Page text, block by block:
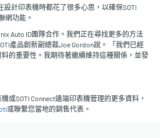
設計印表機時都花了很多心思，以確保SOTI
網功能。
Auto ID團隊合作。我們正在尋找更多的方法
產品創新副總裁Joe Gordon說。 「我們已經
的重要性。我期待著繼續維持這種關係，並發
或SOTI Connect遠端印表機管理的更多資料，
或聯繫您當地的銷售代表。